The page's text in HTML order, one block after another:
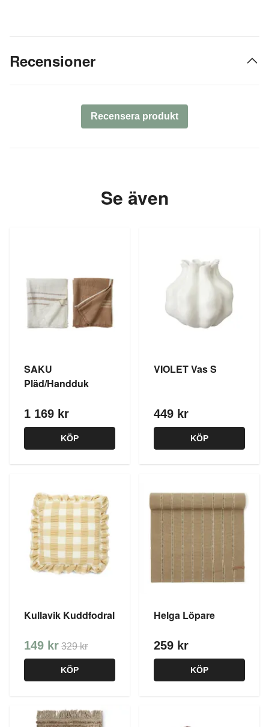
Recensioner
Recensera produkt
Se även
SAKU
Pläd/Handduk
1 169 kr
KÖP
VIOLET Vas S
449 kr
KÖP
Kullavik Kuddfodral
149 kr 329 kr
KÖP
Helga Löpare
259 kr
KÖP